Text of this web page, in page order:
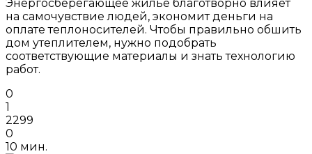
Энергосберегающее жилье благотворно влияет
на самочувствие людей, экономит деньги на
оплате теплоносителей. Чтобы правильно обшить
дом утеплителем, нужно подобрать
соответствующие материалы и знать технологию
работ.
0
1
2299
0
10 мин.